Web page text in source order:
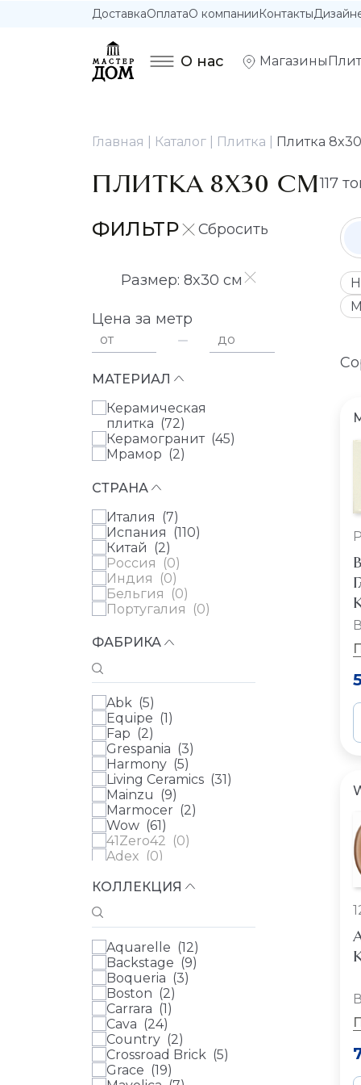
ДоставкаОплатаО компанииКонтакты
О нас Магазины
Главная Каталог Плитка Плитка
ПЛИТКА 8X30 СМ117
ФИЛЬТР
Размер: 8x30 см
Цена за метр
от до
МАТЕРИАЛ
Керамическая
плитка (72)
Керамогранит (45)
Мрамор (2)
СТРАНА
Италия (7)
Испания (110)
Китай (2)
Россия (0)
Индия (0)
Бельгия (0)
Португалия (0)
ФАБРИКА
Abk (5)
Equipe (1 )
Fap (2)
Grespania (3)
Harmony (5)
Living Ceramics (31 )
Mainzu (9)
Marmocer (2)
Wow (61 )
41Zero42 (0)
Adex (0)
Arcana ( 0 )
(0)
Ava (0)
Azulev (0 )
Casa Dolce Casa (
Cedit (0 )
Century (
Ceramica Ribesalbes
(0)
Ceramica Vilar Albaro
КОЛЛЕКЦИЯ
Aquarelle (12)
Backstage (9)
Boqueria (3)
Boston (2)
Carrara (1)
Cava (24)
Country (2)
Crossroad Brick (5)
Grace (19)